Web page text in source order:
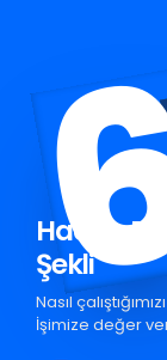
Hadim
Şekli
Nasıl
İşimize değer